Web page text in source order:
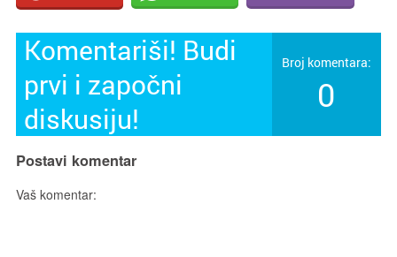
Komentariši! Budi
prvi i započni
diskusiju!
Broj komentara:
0
Postavi komentar
Vaš komentar: